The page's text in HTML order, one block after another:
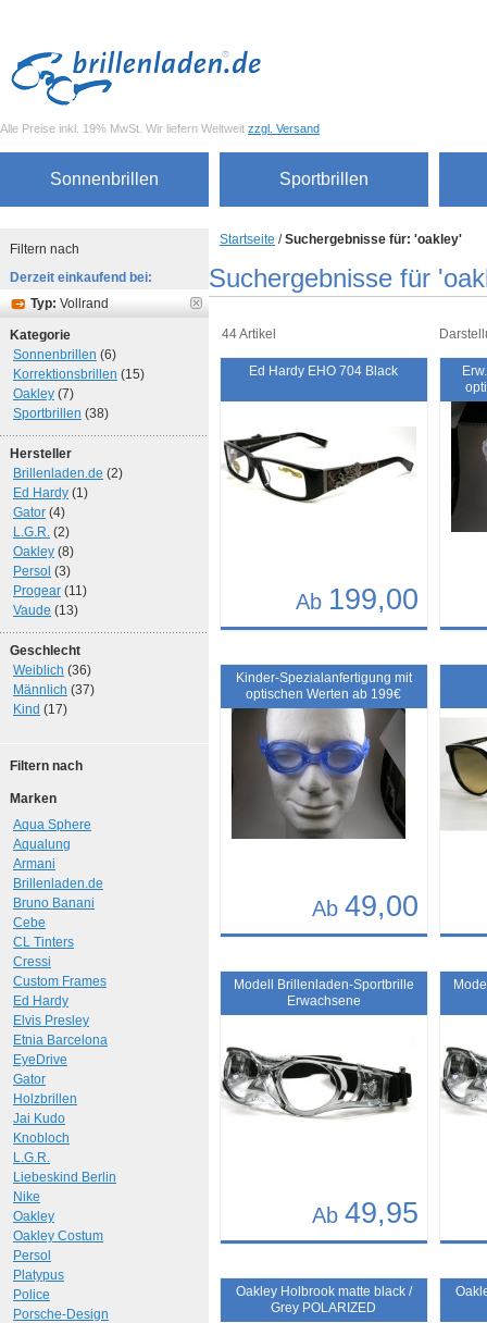
Alle Preise inkl. 19% MwSt. Wir liefern Weltweit zzgl. Versand
Sonnenbrillen Sportbrillen
Startseite /Suchergebnisse für: 'oakley'
Suchergebnisse für
44 Artikel
Ed Hardy EHO 704 Black
Ab 199,00
Art.-Nr.: 7068 Art.-
Kinder-Spezialanfertigung mit
optischen Werten ab 199€
Ab 49,00
Art.-Nr.: 10707 Art.-
Modell Brillenladen-Sportbrille
Erwachsene
Ab 49,95
Art.-Nr.: 10019 Art.-
Oakley Holbrook matte black /
Grey POLARIZED
Filtern nach
Derzeit einkaufend bei:
Typ: Vollrand
Kategorie
Sonnenbrillen (6)
Korrektionsbrillen (15)
Oakley (7)
Sportbrillen (38)
Hersteller
Brillenladen.de (2)
Ed Hardy (1)
Gator (4)
L.G.R. (2)
Oakley (8)
Persol (3)
Progear (11)
Vaude (13)
Geschlecht
Weiblich (36)
Männlich (37)
Kind (17)
Filtern nach
Marken
Aqua Sphere
Aqualung
Armani
Brillenladen.de
Bruno Banani
Cebe
CL Tinters
Cressi
Custom Frames
Ed Hardy
Elvis Presley
Etnia Barcelona
EyeDrive
Gator
Holzbrillen
Jai Kudo
Knobloch
L.G.R.
Liebeskind Berlin
Nike
Oakley
Oakley Costum
Persol
Platypus
Police
Porsche-Design